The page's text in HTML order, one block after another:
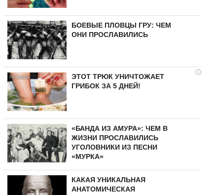
БОЕВЫЕ ПЛОВЦЫ ГРУ: ЧЕМ
ОНИ ПРОСЛАВИЛИСЬ
i
ЭТОТ ТРЮК УНИЧТОЖАЕТ
ГРИБОК ЗА 5 ДНЕЙ!
«БАНДА ИЗ АМУРА»: ЧЕМ В
ЖИЗНИ ПРОСЛАВИЛИСЬ
УГОЛОВНИКИ ИЗ ПЕСНИ
«МУРКА»
КАКАЯ УНИКАЛЬНАЯ
АНАТОМИЧЕСКАЯ